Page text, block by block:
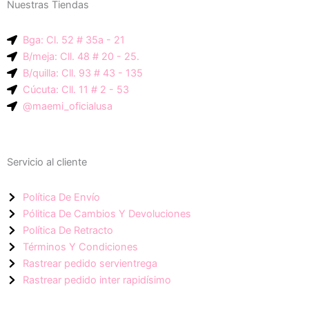
-
i
c
o
n
a
c
e
b
o
o
k
r
a
m
p
p
Nuestras Tiendas
Bga: Cl. 52 # 35a - 21
B/meja: Cll. 48 # 20 - 25.
B/quilla: Cll. 93 # 43 - 135
Cúcuta: Cll. 11 # 2 - 53
@maemi_oficialusa
Servicio al cliente
Política De Envío
Pólitica De Cambios Y Devoluciones
Política De Retracto
Términos Y Condiciones
Rastrear pedido servientrega
Rastrear pedido inter rapidísimo